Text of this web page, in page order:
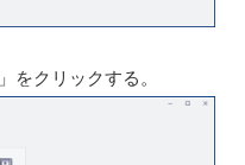
付けて保存」を選択す